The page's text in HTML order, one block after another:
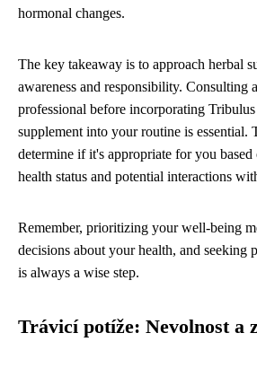
hormonal changes.
The key takeaway is to approach herbal
awareness and responsibility. Consulting
professional before incorporating
supplement into your routine is essential.
determine if it's appropriate for you
health status and potential interactions
Remember, prioritizing your well-being
decisions about your health, and seeking
is always a wise step.
Trávicí potíže: Nevolnost a